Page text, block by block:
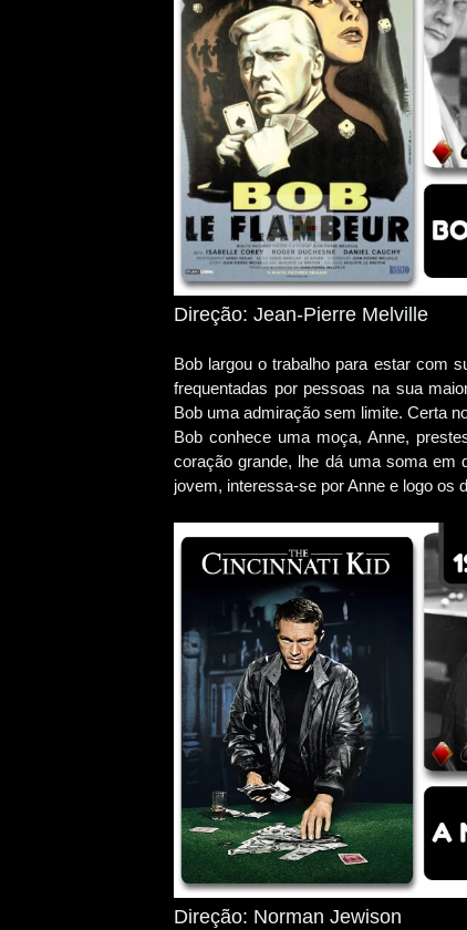
Direção: Jean-Pierre Melville
Bob largou o trabalho para estar com
frequentadas por pessoas na sua
Bob uma admiração sem limite. Certa
Bob conhece uma moça, Anne,
coração grande, lhe dá uma soma em
jovem, interessa-se por Anne e logo os
Direção: Norman Jewison